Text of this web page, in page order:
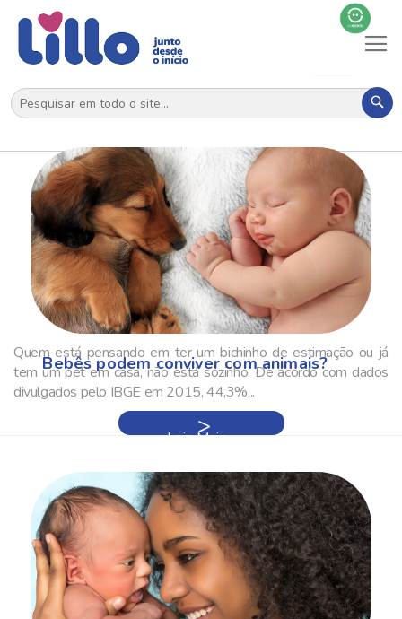
Bebês podem conviver com animais?
Quem está pensando em ter um bichinho de estimação ou já
tem um pet em casa, não está sozinho. De acordo com dados
divulgados pelo IBGE em 2015, 44,3%...
Leia Mais »